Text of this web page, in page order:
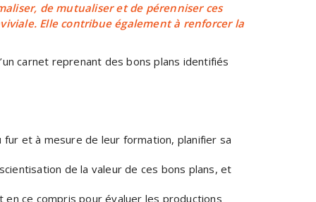
de mutualiser et de pérenniser ces
Elle contribue également à renforcer la
carnet reprenant des bons plans identifiés
et à mesure de leur formation, planifier sa
de la valeur de ces bons plans, et
ce compris pour évaluer les productions